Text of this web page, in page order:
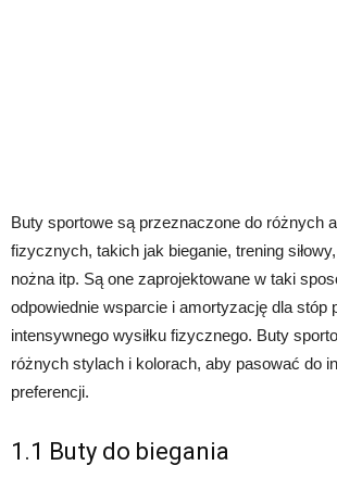
Buty sportowe są przeznaczone do różnych
fizycznych, takich jak bieganie, trening
nożna itp. Są one zaprojektowane w taki
odpowiednie wsparcie i amortyzację dla stóp
intensywnego wysiłku fizycznego. Buty
różnych stylach i kolorach, aby pasować do
preferencji.
1.1 Buty do biegania